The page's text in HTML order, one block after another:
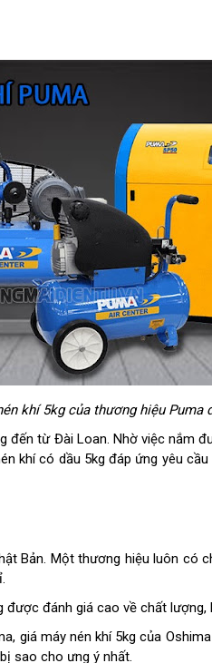
khí 5kg của thương hiệu Puma
đến từ Đài Loan. Nhờ việc nắm
khí có dầu 5kg đáp ứng yêu
Bản. Một thương hiệu luôn có
đánh giá cao về chất lượng,
giá máy nén khí 5kg của
sao cho ưng ý nhất.